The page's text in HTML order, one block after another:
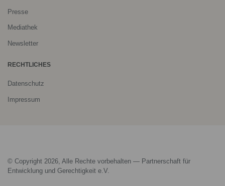
Presse
Mediathek
Newsletter
RECHTLICHES
Datenschutz
Impressum
© Copyright 2026, Alle Rechte vorbehalten — Partnerschaft für
Entwicklung und Gerechtigkeit e.V.